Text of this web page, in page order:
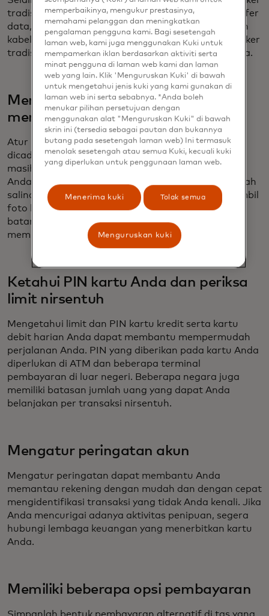
tradisional. Kabel USB dan USB-C dapat mentransfer
data, yang dapat terjadi apabila Anda mencolokkan
kabel ke port USB/USB-C publik. Menggunakan steker
tradisional akan menghilangkan risiko transfer data.
Mencadangkan ke cloud dan
membawa salinan cetak
Atur ponsel atau perangkat Anda sehingga data
dicadangkan ke cloud: Jika perangkat hilang, Anda
masih dapat mengakses dokumentasi perjalanan
Anda. Sebagai tindakan pencegahan ekstra, bawalah
salinan cetak semua dokumen perjalanan Anda. Ambil
foto bagian dalam paspor Anda, terutama kode
batang, yang akan membantu jika Anda perlu
meminta penggantian saat bepergian.
Ketahui PIN kartu Anda dan periksa
limit nirsentuh
Mengetahui limit dan PIN kartu kredit serta kartu
debit harian Anda dapat membantu mempermudah
perjalanan Anda. PIN yang diberikan pada kartu Anda
diperlukan di ATM dan beberapa terminal
pembayaran di luar negeri. Beberapa negara juga
memiliki batasan jumlah uang yang dapat Anda
belanjakan per transaksi nirsentuh.
Mengatur peringatan akun
Mengatur peringatan dapat membantu Anda
memantau rekening dengan mudah dan dengan cepat
mengidentifikasi transaksi yang tidak Anda kenali. Jika
Anda mencurigai adanya aktivitas penipuan, segera
hubungi lembaga keuangan yang menerbitkan kartu
Anda.
Memiliki beberapa opsi pembayaran
memperbaikinya, mengukur prestasinya,
memahami pelanggan dan meningkatkan
pengalaman pengguna kami. Bagi sesetengah
laman web, kami juga menggunakan Kuki untuk
mempamerkan iklan berdasarkan aktiviti serta
minat pengguna di laman web kami dan laman
web yang lain. Klik 'Menguruskan Kuki' di bawah
untuk mengetahui jenis kuki yang kami gunakan di
laman web ini serta sebabnya. *Anda boleh
menukar pilihan persetujuan dengan
menggunakan alat "Menguruskan Kuki" di bawah
skrin ini (tersedia sebagai pautan dan bukannya
butang pada sesetengah laman web) Ini termasuk
menolak sesetengah atau semua Kuki, kecuali kuki
yang diperlukan untuk penggunaan laman web.
Menerima kuki Tolak semua
Menguruskan kuki